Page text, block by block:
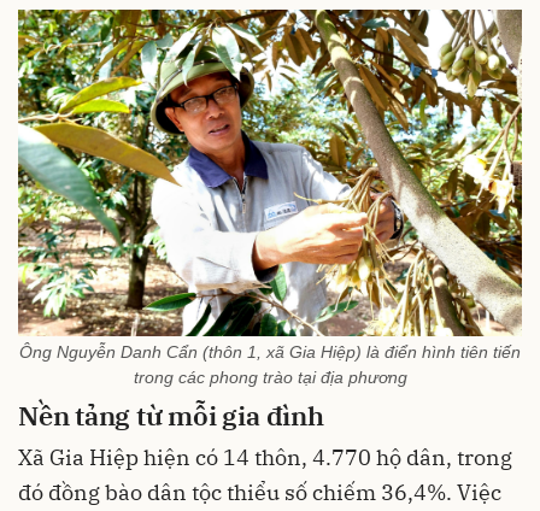
Ông Nguyễn Danh Cẩn (thôn 1, xã Gia Hiệp) là điển hình tiên tiến
trong các phong trào tại địa phương
Nền tảng từ mỗi gia đình
Xã Gia Hiệp hiện có 14 thôn, 4.770 hộ dân, trong
đó đồng bào dân tộc thiểu số chiếm 36,4%. Việc